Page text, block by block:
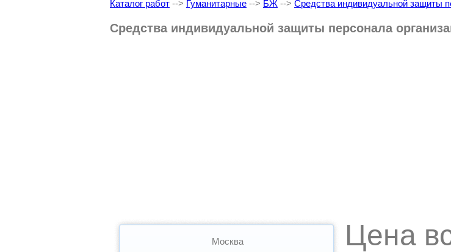
Каталог работ --> Гуманитарные --> БЖ --> Средства индивидуальной защиты
Средства индивидуальной защиты персонала
Москва Цена